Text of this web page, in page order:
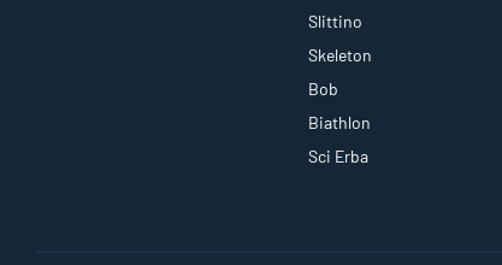
Slittino
Skeleton
Bob
Biathlon
Sci Erba